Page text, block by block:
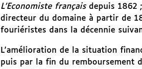
L’Economiste français depuis 1862
directeur du domaine à partir de
fouriéristes dans la décennie
L’amélioration de la situation
puis par la fin du remboursement